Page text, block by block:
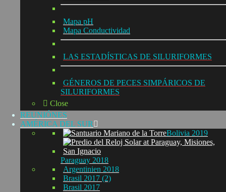
Mapa pH
Mapa Conductividad
LAS ESTADÍSTICAS DE SILURIFORMES
GÉNEROS DE PECES SIMPÁRICOS DE
SILURIFORMES
Close
REUNIÓNES
AMÉRICA DEL SUR
Bolivia 2019
Paraguay 2018
Argentinien 2018
Brasil 2017 (2)
Brasil 2017